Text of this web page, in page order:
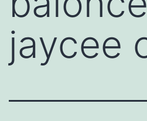
jaycee